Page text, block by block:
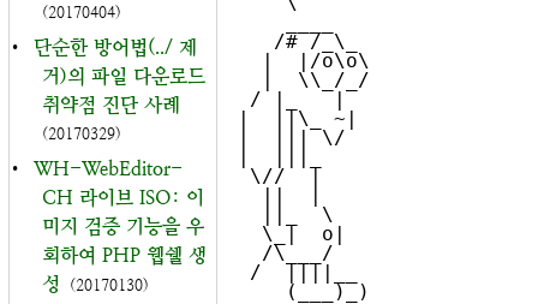
(20170404)
•
단순한 방어법(../ 제
거)의 파일 다운로드
취약점 진단 사례
(20170329)
•
WH-WebEditor-
CH 라이브 ISO: 이
미지 검증 기능을 우
회하여 PHP 웹쉘 생
성
(20170130)
|  ||\_ ~|
|  ||| \/
\//  |